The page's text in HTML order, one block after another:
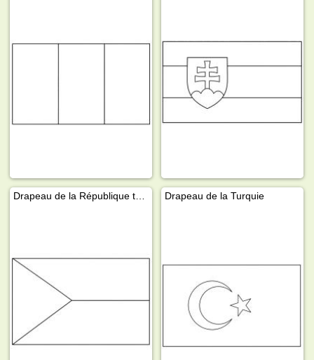
Drapeau de la République tchèque Drapeau de la Turquie